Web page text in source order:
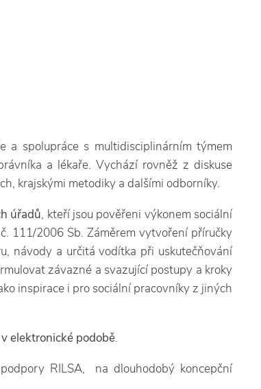
a spolupráce s multidisciplinárním týmem
a lékaře. Vychází rovněž z diskuse
krajskými metodiky a dalšími odborníky.
úřadů, kteří jsou pověřeni výkonem sociální
111/2006 Sb. Záměrem vytvoření příručky
návody a určitá vodítka při uskutečňování
závazné a svazující postupy a kroky
inspirace i pro sociální pracovníky z jiných
elektronické podobě.
RILSA, na dlouhodobý koncepční